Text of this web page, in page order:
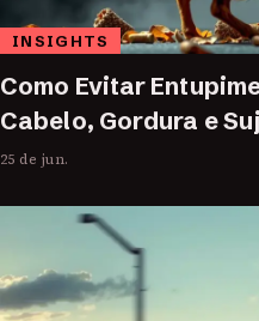
INSIGHTS
Como Evitar
Cabelo, Gordura e
25 de jun.